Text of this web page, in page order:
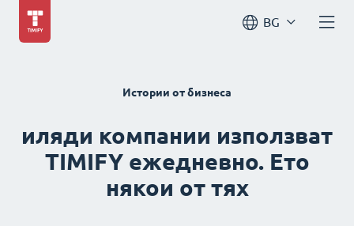
BG
Истории от бизнеса
иляди компании използват
TIMIFY ежедневно. Ето
някои от тях